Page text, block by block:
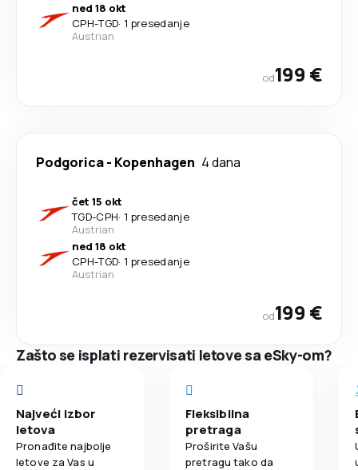
ned 18 okt
CPH-TGD· 1 presedanje
Austrian
od199 €
Podgorica- Kopenhagen 4 dana
čet 15 okt
TGD-CPH· 1 presedanje
Austrian
ned 18 okt
CPH-TGD· 1 presedanje
Austrian
od199 €
Zašto se isplati rezervisati letove sa eSky-om?
Najveći izbor
letova
Pronađite najbolje
letove za Vas u
Fleksibilna
pretraga
Proširite Vašu
pretragu tako da